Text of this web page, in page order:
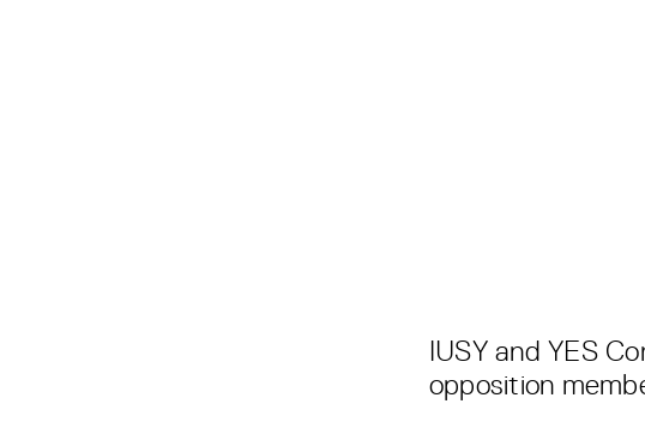
IUSY and YES
opposition